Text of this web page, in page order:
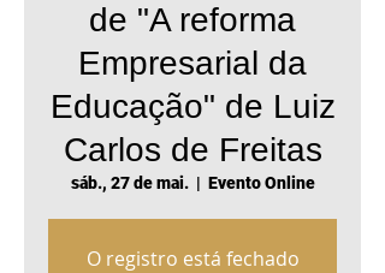
de "A reforma
Empresarial da
Educação" de Luiz
Carlos de Freitas
sáb., 27 de mai.
  |
Evento Online
O registro está fechado